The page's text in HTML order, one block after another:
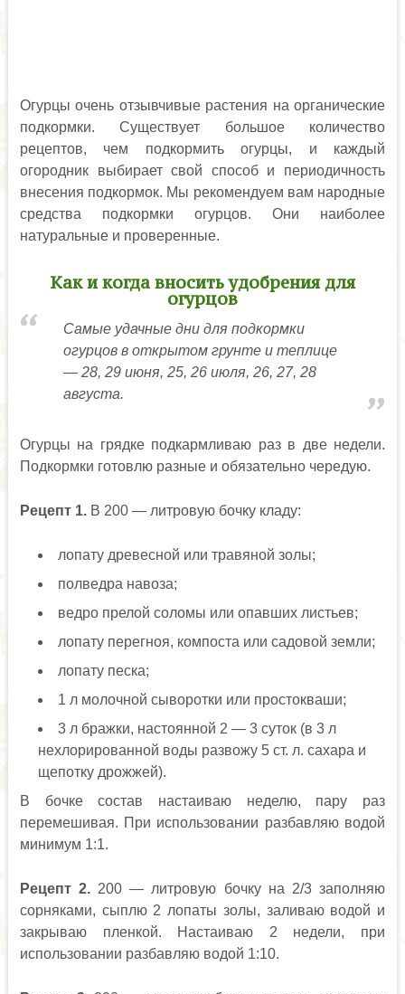
Огурцы очень отзывчивые растения на органические
подкормки. Существует большое количество
рецептов, чем подкормить огурцы, и каждый
огородник выбирает свой способ и периодичность
внесения подкормок. Мы рекомендуем вам народные
средства подкормки огурцов. Они наиболее
натуральные и проверенные.
Как и когда вносить удобрения для
огурцов
Самые удачные дни для подкормки
огурцов в открытом грунте и теплице
— 28, 29 июня, 25, 26 июля, 26, 27, 28
августа.
Огурцы на грядке подкармливаю раз в две недели.
Подкормки готовлю разные и обязательно чередую.
Рецепт 1.В 200 — литровую бочку кладу:
лопату древесной или травяной золы;
полведра навоза;
ведро прелой соломы или опавших листьев;
лопату перегноя, компоста или садовой земли;
лопату песка;
1 л молочной сыворотки или простокваши;
3 л бражки, настоянной 2 — 3 суток (в 3 л
нехлорированной воды развожу 5 ст. л. сахара и
щепотку дрожжей).
В бочке состав настаиваю неделю, пару раз
перемешивая. При использовании разбавляю водой
минимум 1:1.
Рецепт 2. 200 — литровую бочку на 2/3 заполняю
сорняками, сыплю 2 лопаты золы, заливаю водой и
закрываю пленкой. Настаиваю 2 недели, при
использовании разбавляю водой 1:10.